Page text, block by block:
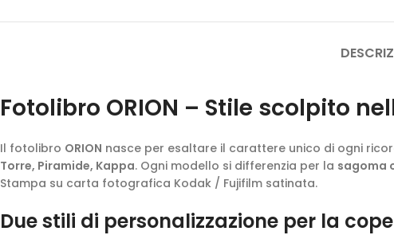
Fotolibro ORION – Stile scolpito
Il fotolibro ORION nasce per esaltare il carattere unico di ogni
Torre, Piramide, Kappa. Ogni modello si differenzia per la sagoma
Stampa su carta fotografica Kodak / Fujifilm satinata.
Due stili di personalizzazione per la